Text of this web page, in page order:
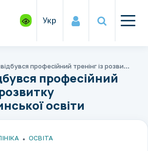
Укр
В Одесі відбувся професійний тренінг із розвитку медсестринської освіти
професійний
освіти
ОСВІТА